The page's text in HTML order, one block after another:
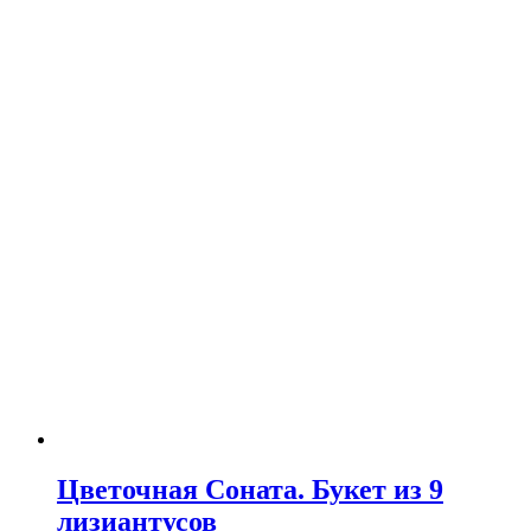
Цветочная Соната. Букет из 9
лизиантусов